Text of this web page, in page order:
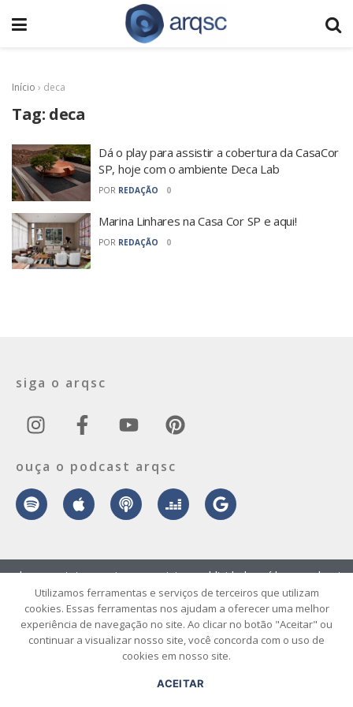
Início › deca
Tag: deca
Dá o play para assistir a cobertura da CasaCor
SP, hoje com o ambiente Deca Lab
POR REDAÇÃO 0
Marina Linhares na Casa Cor SP e aqui!
POR REDAÇÃO 0
siga o arqsc
ouça o podcast arqsc
© 2026 ArqSC – Portal de Arquitetura, Interiores, Design e Arte de
Santa Catarina – Todos os Direitos Reservados.
sobre contato envie seu projeto publicidade vídeo podcast
Utilizamos ferramentas e serviços de terceiros que utilizam
cookies. Essas ferramentas nos ajudam a oferecer uma melhor
experiência de navegação no site. Ao clicar no botão "Aceitar" ou
continuar a visualizar nosso site, você concorda com o uso de
cookies em nosso site.
ACEITAR